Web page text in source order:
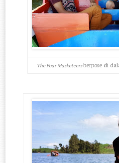
The Four Musketeersberpose di